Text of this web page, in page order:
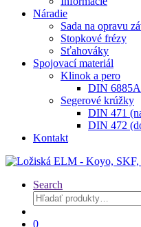
Náradie
Sada na opravu
Stopkové frézy
Sťahováky
Spojovací materiál
Klinok a pero
DIN 6885A
Segerové krúžky
DIN 471
DIN 472
Kontakt
Search
Hľadať:
0